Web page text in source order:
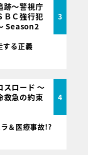
跡～警視庁
ＢＣ強行犯
Season2
3
る正義
スロード ～
救急の約束
4
＆医療事故!?